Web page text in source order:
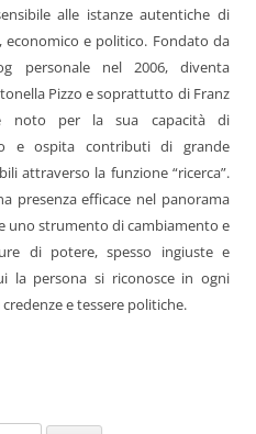
alle istanze autentiche di
e politico. Fondato da
personale nel 2006, diventa
Pizzo e soprattutto di Franz
noto per la sua capacità di
e ospita contributi di grande
attraverso la funzione “ricerca”.
presenza efficace nel panorama
uno strumento di cambiamento e
di potere, spesso ingiuste e
la persona si riconosce in ogni
e tessere politiche.